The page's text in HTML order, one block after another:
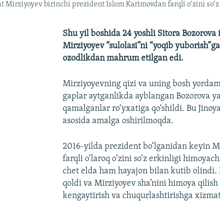
Mirziyoyev birinchi prezident Islom Karimovdan farqli o‘zini
Shu yil boshida 24 yoshli Sitora
Mirziyoyev “sulolasi”ni “yoqib
ozodlikdan mahrum etilgan edi.
Mirziyoyevning qizi va uning bosh
gaplar aytganlikda ayblangan Bozorova
qamalganlar ro‘yxatiga qo‘shildi. Bu
asosida amalga oshirilmoqda.
2016-yilda prezident bo‘lganidan keyin
farqli o‘laroq o‘zini so‘z erkinligi
chet elda ham hayajon bilan kutib
qoldi va Mirziyoyev sha’nini himoya
kengaytirish va chuqurlashtirishga